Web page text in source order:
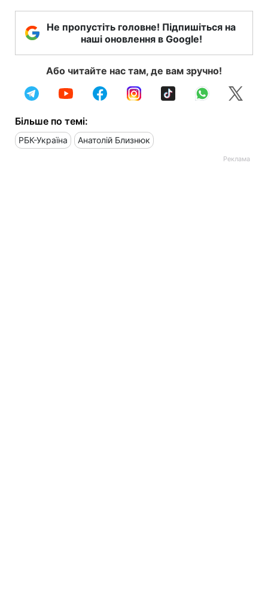
Не пропустіть головне! Підпишіться на
наші оновлення в Google!
Або читайте нас там, де вам зручно!
Більше по темі:
РБК-Україна Анатолій Близнюк